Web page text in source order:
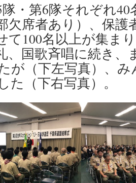
・第6隊それぞれ
欠席者あり）、保
て100名以上が集ま
、国歌斉唱に続き、
が（下左写真）、
た（下右写真）。